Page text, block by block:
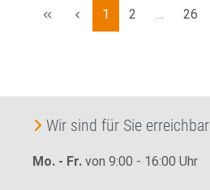
Seite
1 Seite
2 Seite
26
Wir sind für Sie erreichbar
Mo. - Fr. von 9:00 - 16:00 Uhr